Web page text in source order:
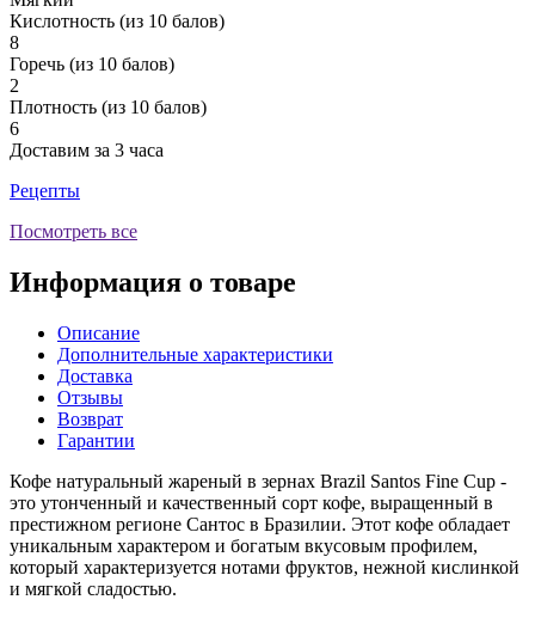
Кислотность (из 10 балов)
8
Горечь (из 10 балов)
2
Плотность (из 10 балов)
6
Доставим за 3 часа
Рецепты
Посмотреть все
Информация о товаре
Описание
Дополнительные характеристики
Доставка
Отзывы
Возврат
Гарантии
Кофе натуральный жареный в зернах Brazil Santos Fine Cup -
это утонченный и качественный сорт кофе, выращенный в
престижном регионе Сантос в Бразилии. Этот кофе обладает
уникальным характером и богатым вкусовым профилем,
который характеризуется нотами фруктов, нежной кислинкой
и мягкой сладостью.